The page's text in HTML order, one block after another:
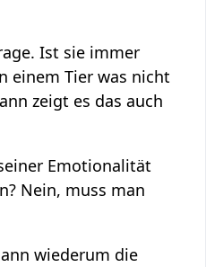
Ist sie immer
einem Tier was nicht
zeigt es das auch
Emotionalität
Nein, muss man
wiederum die